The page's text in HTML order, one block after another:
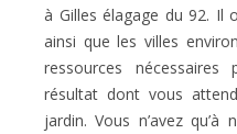
à Gilles élagage du 92. Il
ainsi que les villes
ressources
résultat dont vous
jardin. Vous n’avez